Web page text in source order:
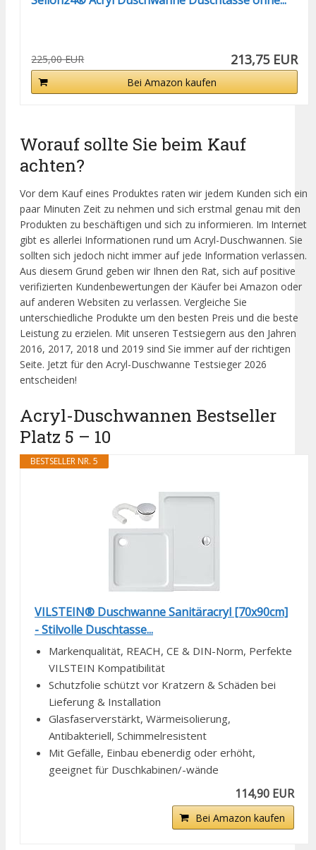
225,00 EUR 213,75 EUR
Bei Amazon kaufen
Worauf sollte Sie beim Kauf
achten?
Vor dem Kauf eines Produktes raten wir jedem Kunden sich ein
paar Minuten Zeit zu nehmen und sich erstmal genau mit den
Produkten zu beschäftigen und sich zu informieren. Im Internet
gibt es allerlei Informationen rund um Acryl-Duschwannen. Sie
sollten sich jedoch nicht immer auf jede Information verlassen.
Aus diesem Grund geben wir Ihnen den Rat, sich auf positive
verifizierten Kundenbewertungen der Käufer bei Amazon oder
auf anderen Websiten zu verlassen. Vergleiche Sie
unterschiedliche Produkte um den besten Preis und die beste
Leistung zu erzielen. Mit unseren Testsiegern aus den Jahren
2016, 2017, 2018 und 2019 sind Sie immer auf der richtigen
Seite. Jetzt für den Acryl-Duschwanne Testsieger 2026
entscheiden!
Acryl-Duschwannen Bestseller
Platz 5 – 10
BESTSELLER NR. 5
VILSTEIN® Duschwanne Sanitäracryl [70x90cm]
- Stilvolle Duschtasse...
Markenqualität, REACH, CE & DIN-Norm, Perfekte
VILSTEIN Kompatibilität
Schutzfolie schützt vor Kratzern & Schäden bei
Lieferung & Installation
Glasfaserverstärkt, Wärmeisolierung,
Antibakteriell, Schimmelresistent
Mit Gefälle, Einbau ebenerdig oder erhöht,
geeignet für Duschkabinen/-wände
114,90 EUR
Bei Amazon kaufen